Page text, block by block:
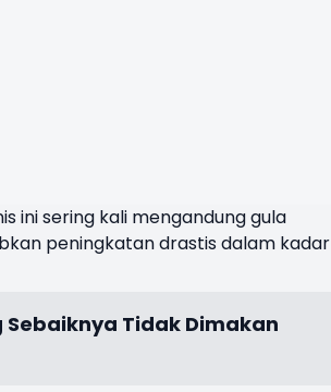
ini sering kali mengandung gula
peningkatan drastis dalam kadar
Tidak Dimakan